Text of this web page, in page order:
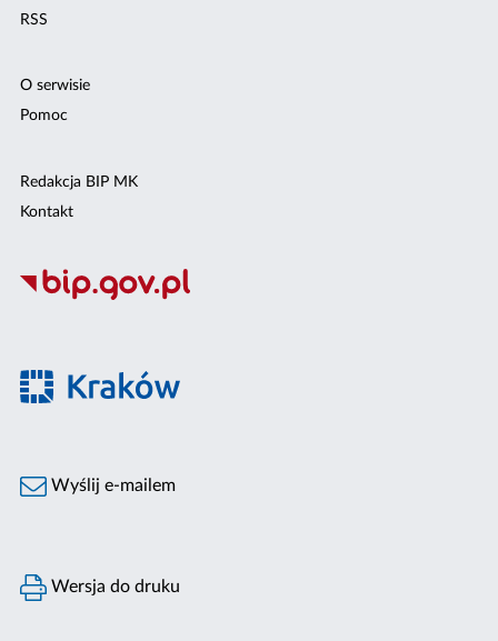
RSS
O serwisie
Pomoc
Redakcja BIP MK
Kontakt
Wyślij e-mailem
Wersja do druku